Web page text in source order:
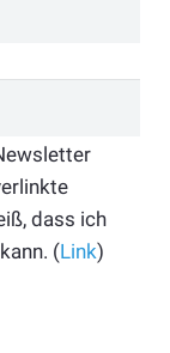
dass ich
(Link)